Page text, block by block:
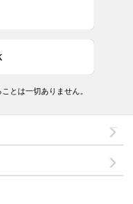
とは一切ありません。